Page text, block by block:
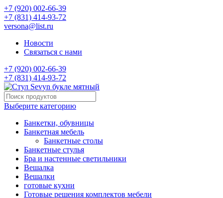
+7 (920) 002-66-39
+7 (831) 414-93-72
versona@list.ru
Новости
Связаться с нами
+7 (920) 002-66-39
+7 (831) 414-93-72
Выберите категорию
Банкетки, обувницы
Банкетная мебель
Банкетные столы
Банкетные стулья
Бра и настенные светильники
Вешалка
Вешалки
готовые кухни
Готовые решения комплектов мебели